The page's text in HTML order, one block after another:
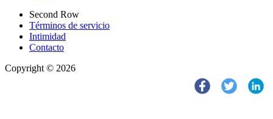
Second Row
Términos de servicio
Intimidad
Contacto
Copyright © 2026